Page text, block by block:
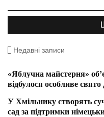
Недавні записи
«Яблучна майстерня»
відбулося особливе
У Хмільнику створять
сад за підтримки